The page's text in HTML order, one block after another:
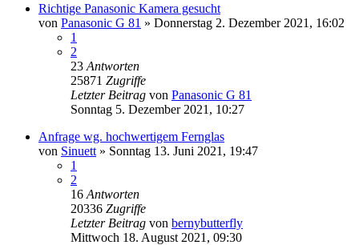
Richtige Panasonic Kamera gesucht
von Panasonic G 81 » Donnerstag 2. Dezember 2021, 16:02
1
2
23 Antworten
25871 Zugriffe
Letzter Beitrag von Panasonic G 81
Sonntag 5. Dezember 2021, 10:27
Anfrage wg. hochwertigem Fernglas
von Sinuett » Sonntag 13. Juni 2021, 19:47
1
2
16 Antworten
20336 Zugriffe
Letzter Beitrag von bernybutterfly
Mittwoch 18. August 2021, 09:30